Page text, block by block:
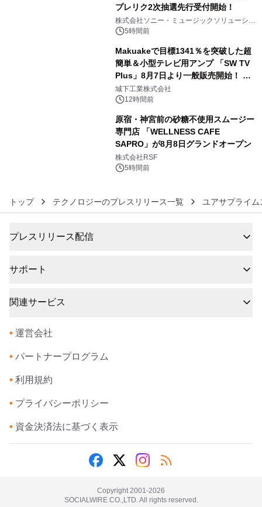
プレリク2次抽選先行受付開始！
株式会社ソニー・ミュージックソリューショ
ンズ5時間前
Makuakeで目標1341％を突破した超
簡単＆小型テレビ用アンプ 「SW TV
Plus」8月7日より一般販売開始！ ケ
ーブル1本つなぐだけ、テレビの音が
ぐっと豊かに
城下工業株式会社
12時間前
原宿・神宮前の砂糖不使用スムージー
専門店 「WELLNESS CAFE
SAPRO」が8月8日グランドオープン
株式会社RSF
5時間前
トップ テクノロジーのプレスリリース一覧 ユアサプライ
プレスリリース配信
サポート
関連サービス
• 運営会社
• パートナープログラム
• 利用規約
• プライバシーポリシー
• 資金決済法に基づく表示
Copyright 2001-2026
SOCIALWIRE CO.,LTD. All rights reserved.